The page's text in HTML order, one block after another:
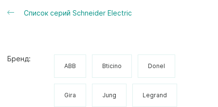
Список серий Schneider Electric
Бренд:
ABB Bticino Donel
Gira Jung Legrand